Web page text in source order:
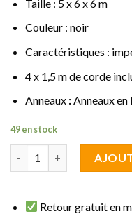
Taille : 5 x 6 x 6 m
Couleur : noir
Caractéristiques :
4 x 1,5 m de corde
Anneaux:Anneaux
49 en stock
Retour gratuit en